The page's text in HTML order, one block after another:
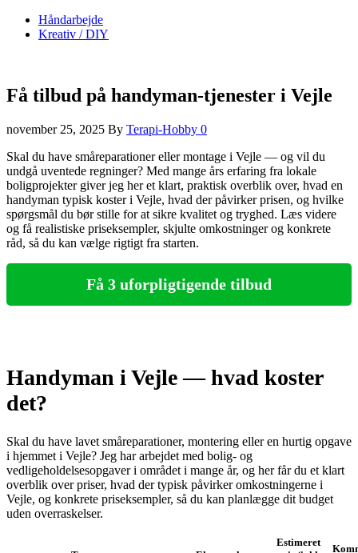
Håndarbejde
Kreativ / DIY
Få tilbud på handyman-tjenester i Vejle
november 25, 2025 By Terapi-Hobby 0
Skal du have småreparationer eller montage i Vejle — og vil du
undgå uventede regninger? Med mange års erfaring fra lokale
boligprojekter giver jeg her et klart, praktisk overblik over, hvad en
handyman typisk koster i Vejle, hvad der påvirker prisen, og hvilke
spørgsmål du bør stille for at sikre kvalitet og tryghed. Læs videre
og få realistiske priseksempler, skjulte omkostninger og konkrete
råd, så du kan vælge rigtigt fra starten.
Få 3 uforpligtigende tilbud
Handyman i Vejle — hvad koster
det?
Skal du have lavet småreparationer, montering eller en hurtig opgave
i hjemmet i Vejle? Jeg har arbejdet med bolig‑ og
vedligeholdelsesopgaver i området i mange år, og her får du et klart
overblik over priser, hvad der typisk påvirker omkostningerne i
Vejle, og konkrete priseksempler, så du kan planlægge dit budget
uden overraskelser.
Estimeret